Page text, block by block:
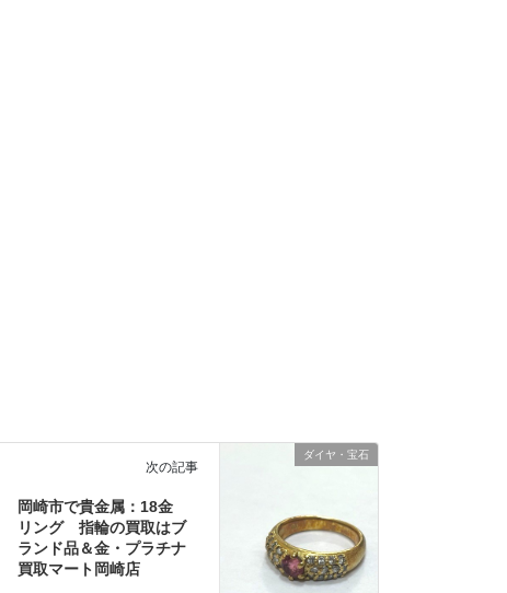
ダイヤ・宝石
次の記事
岡崎市で貴金属：18金
リング 指輪の買取はブ
ランド品＆金・プラチナ
買取マート岡崎店